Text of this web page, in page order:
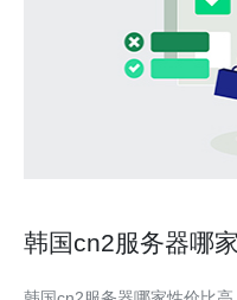
韩国cn2服务器哪